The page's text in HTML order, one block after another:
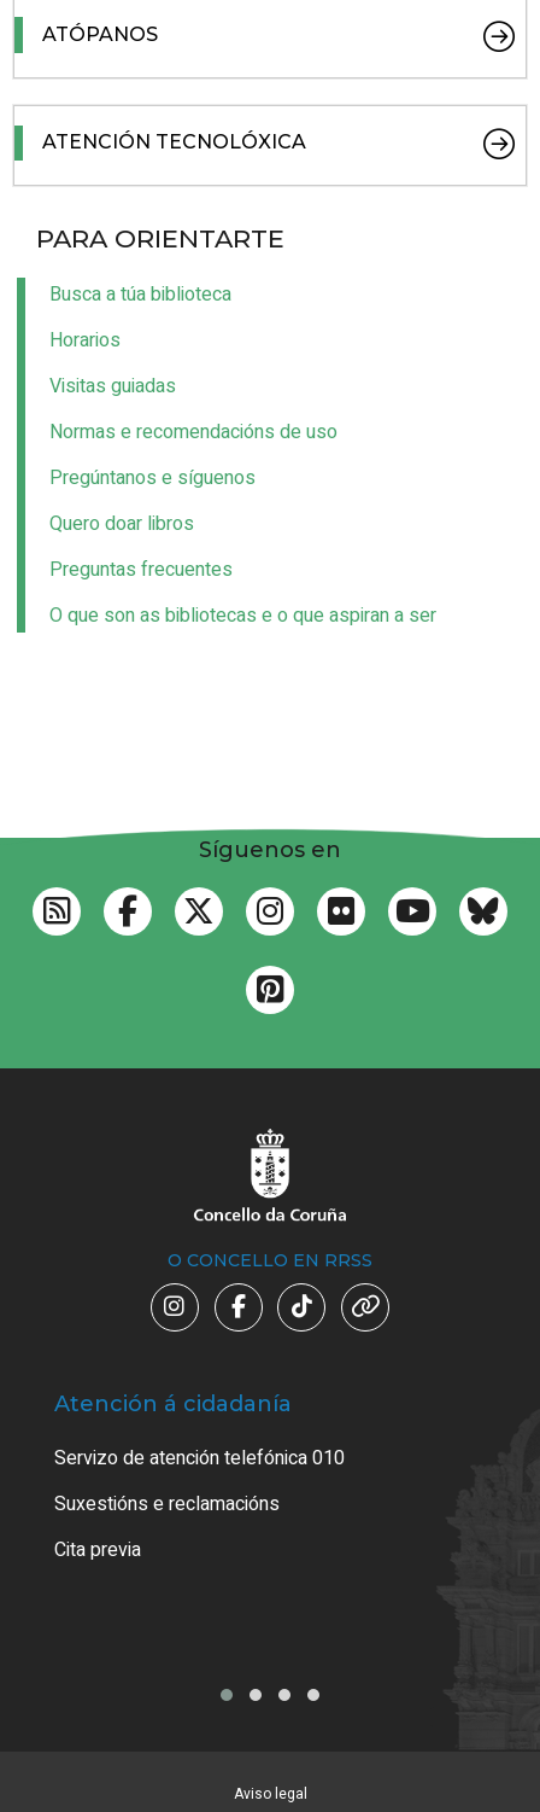
ATÓPANOS
ATENCIÓN TECNOLÓXICA
PARA ORIENTARTE
Busca a túa biblioteca
Horarios
Visitas guiadas
Normas e recomendacións de uso
Pregúntanos e síguenos
Quero doar libros
Preguntas frecuentes
O que son as bibliotecas e o que aspiran a ser
Síguenos en
O CONCELLO EN RRSS
Atención á cidadanía
Servizo de atención telefónica 010
Suxestións e reclamacións
Cita previa
Aviso legal